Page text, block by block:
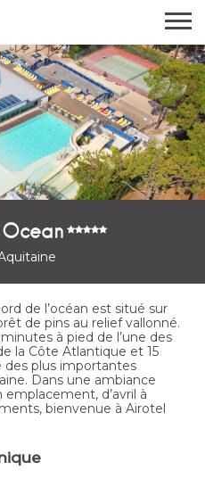
de l’océan est situé sur
de pins au relief vallonné.
à pied de l’une des
la Côte Atlantique et 15
des plus importantes
Dans une ambiance
d’avril à
bienvenue à Airotel